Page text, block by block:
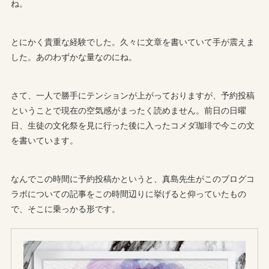
ね。
とにかく貴重な経験でした。久々に文章を書いていて手が震えま
した。あのわずかな量なのにね。
さて、一人で勝手にテンションが上がっておりますが、予約投稿
ということで現在の空気感がまったく読めません。前日の日曜
日、生徒の文化祭を見に行った後に入ったコメダ珈琲で今この文
を書いています。
なんでこの時間に予約投稿かというと、真島先生がこのブログコ
ラボについての記事をこの時間辺りに挙げると仰っていたもの
で、そこに乗っかる形です。